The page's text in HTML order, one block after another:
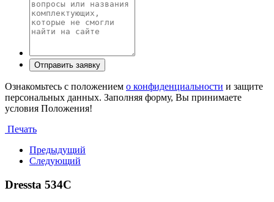
Ознакомьтесь с положением о конфиденциальности и защите
персональных данных. Заполняя форму, Вы принимаете
условия Положения!
Печать
Предыдущий
Следующий
Dressta 534C